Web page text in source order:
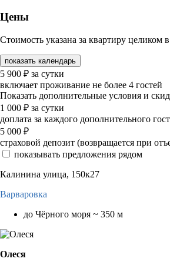
Цены
Стоимость указана за квартиру целиком
показать календарь
5 900 ₽ за сутки
включает проживание не более 4 гостей
Показать дополнительные условия и
1 000 ₽ за сутки
доплата за каждого дополнительного
5 000 ₽
страховой депозит (возвращается при
показывать предложения рядом
Калинина улица, 150к27
Варваровка
до Чёрного моря ~ 350 м
Олеся